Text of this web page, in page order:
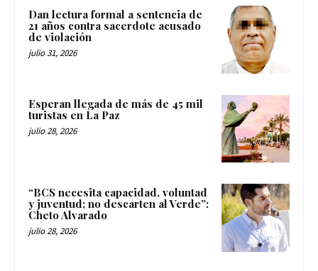
Dan lectura formal a sentencia de
21 años contra sacerdote acusado
de violación
julio 31, 2026
Esperan llegada de más de 45 mil
turistas en La Paz
julio 28, 2026
“BCS necesita capacidad, voluntad
y juventud; no descarten al Verde”:
Cheto Alvarado
julio 28, 2026